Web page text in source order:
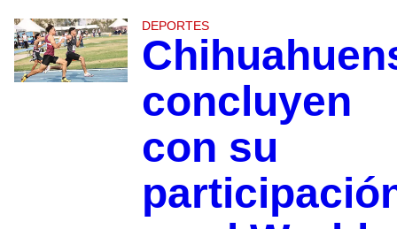
DEPORTES
concluyen
con su